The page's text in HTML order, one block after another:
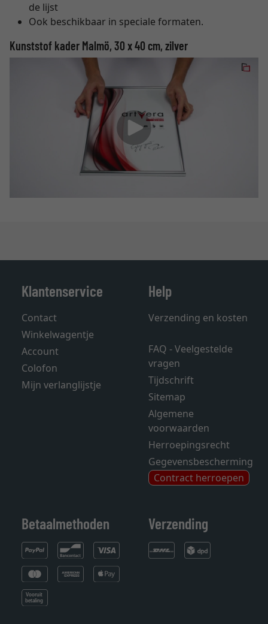
de lijst
Ook beschikbaar in speciale formaten.
Kunststof kader Malmö, 30 x 40 cm, zilver
Klantenservice
Contact
Winkelwagentje
Account
Colofon
Mijn verlanglijstje
Help
Verzending en kosten
FAQ - Veelgestelde
vragen
Tijdschrift
Sitemap
Algemene
voorwaarden
Herroepingsrecht
Gegevensbescherming
Contract herroepen
Betaalmethoden Verzending